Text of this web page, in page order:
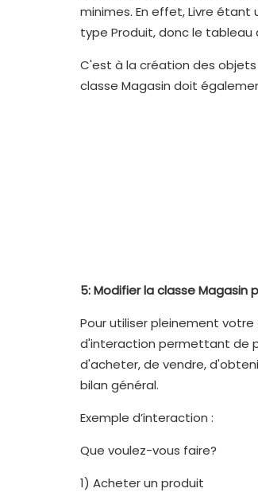
minimes. En effet, Livre
type Produit, donc le
C'est à la création des
classe Magasin doit
5: Modifier la classe
Pour utiliser pleinement
d'interaction permettant de
d'acheter, de vendre,
bilan général.
Exemple d’interaction :
Que voulez-vous faire?
1) Acheter un produit